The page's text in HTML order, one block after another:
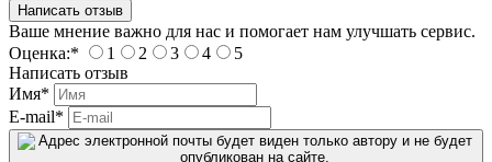
Ваше мнение важно для нас и помогает нам улучшать сервис.
Оценка:* 1 2 3 4
5
Написать отзыв
Имя*
E-mail*